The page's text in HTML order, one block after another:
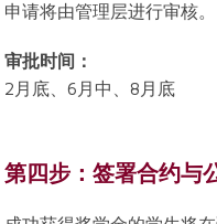
申请将由管理层进行审核。
审批时间：
2月底、6月中、8月底
第四步：签署合约与